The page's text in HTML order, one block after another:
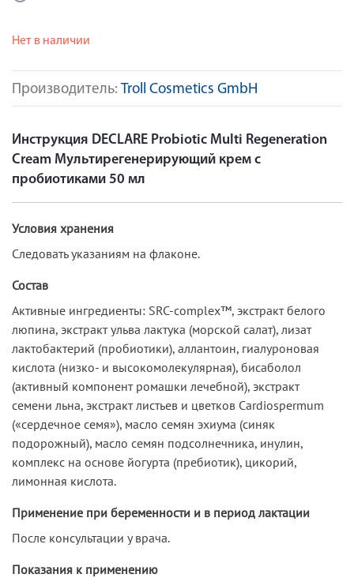
Производитель: Troll Cosmetics GmbH
Нет в наличии
Инструкция DECLARE Probiotic Multi Regeneration
Cream Мультирегенерирующий крем с
пробиотиками 50 мл
Условия хранения
Следовать указаниям на флаконе.
Состав
Активные ингредиенты: SRC-сomplex™, экстракт белого
люпина, экстракт ульва лактука (морской салат), лизат
лактобактерий (пробиотики), аллантоин, гиалуроновая
кислота (низко- и высокомолекулярная), бисаболол
(активный компонент ромашки лечебной), экстракт
семени льна, экстракт листьев и цветков Cardiospermum
(«сердечное семя»), масло семян эхиума (синяк
подорожный), масло семян подсолнечника, инулин,
комплекс на основе йогурта (пребиотик), цикорий,
лимонная кислота.
Применение при беременности и в период лактации
После консультации у врача.
Показания к применению